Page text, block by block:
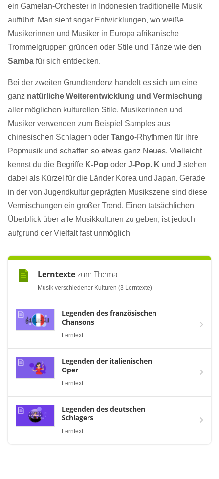
ein Gamelan-Orchester in Indonesien traditionelle Musik
aufführt. Man sieht sogar Entwicklungen, wo weiße
Musikerinnen und Musiker in Europa afrikanische
Trommelgruppen gründen oder Stile und Tänze wie den
Samba für sich entdecken.
Bei der zweiten Grundtendenz handelt es sich um eine
ganz natürliche Weiterentwicklung und Vermischung
aller möglichen kulturellen Stile. Musikerinnen und
Musiker verwenden zum Beispiel Samples aus
chinesischen Schlagern oder Tango-Rhythmen für ihre
Popmusik und schaffen so etwas ganz Neues. Vielleicht
kennst du die Begriffe K-Pop oder J-Pop. K und J stehen
dabei als Kürzel für die Länder Korea und Japan. Gerade
in der von Jugendkultur geprägten Musikszene sind diese
Vermischungen ein großer Trend. Einen tatsächlichen
Überblick über alle Musikkulturen zu geben, ist jedoch
aufgrund der Vielfalt fast unmöglich.
Lerntextezum Thema
Musik verschiedener Kulturen (3 Lerntexte)
Legenden des französischen
Chansons
Lerntext
Legenden der italienischen
Oper
Lerntext
Legenden des deutschen
Schlagers
Lerntext